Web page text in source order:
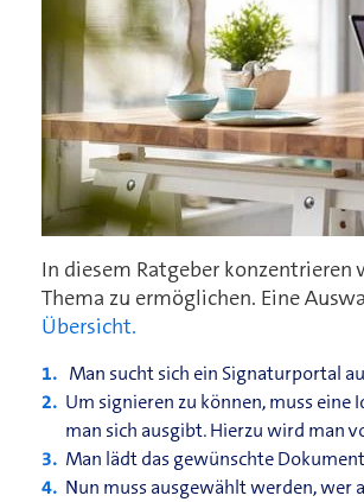
In diesem Ratgeber
Thema zu ermöglichen. Eine
Übersicht.
Man sucht sich ein Signaturportal
Um signieren zu können, muss
man sich ausgibt. Hierzu wird man
Man lädt das gewünschte
Nun muss ausgewählt werden, wer